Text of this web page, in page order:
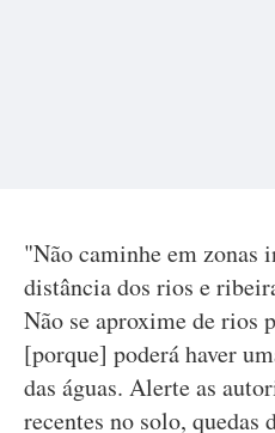
"Não caminhe em zonas
distância dos rios e
Não se aproxime de rios
[porque] poderá haver
das águas. Alerte as
recentes no solo, quedas